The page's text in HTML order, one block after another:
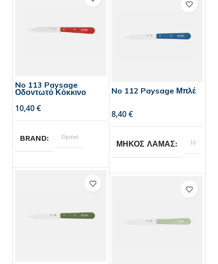
No 113 Paysage
Οδοντωτό Κόκκινο
€
BRAND Opinel
No 112 Paysage Μπλέ
€
ΜΗΚΟΣ ΛΑΜΑΣ 10